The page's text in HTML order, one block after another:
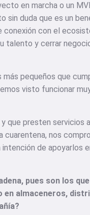
en marcha o un
sin duda que es un
conexión con el
talento y cerrar
más pequeños que
visto funcionar
que presten servicios a
cuarentena, nos
de apoyarlos
pues son los
en almaceneros,